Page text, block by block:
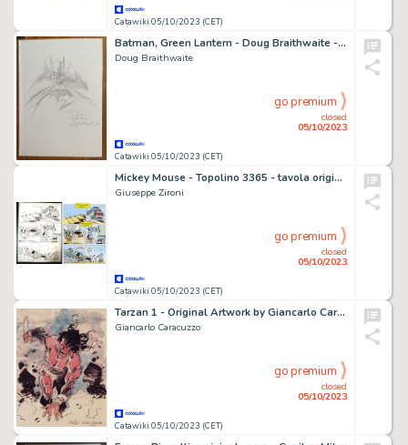
Catawiki 05/10/2023 (CET)
Batman, Green Lantern - Doug Braithwaite - Originele tekening Batman + 4 gesigneerde comics green Lantern - (2009/2009)
Doug Braithwaite
Catawiki 05/10/2023 (CET)
closed
05/10/2023
go premium
Mickey Mouse - Topolino 3365 - tavola originale da "Topolino e le 2000 palme" - (2020)
Giuseppe Zironi
Catawiki 05/10/2023 (CET)
closed
05/10/2023
go premium
Tarzan 1 - Original Artwork by Giancarlo Caracuzzo - Page volante - Exemplaire unique - (2020)
Giancarlo Caracuzzo
Catawiki 05/10/2023 (CET)
closed
05/10/2023
go premium